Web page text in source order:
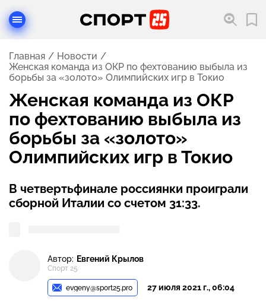
Главная
Новости
Женская команда из ОКР по фехтованию выбыла из
борьбы за «золото» Олимпийских игр в Токио
Женская команда из ОКР
по фехтованию выбыла из
борьбы за «золото»
Олимпийских игр в Токио
В четвертьфинале россиянки проиграли
сборной Италии со счетом 31:33.
Автор: Евгений Крылов
Спорт 25
evgeny@sport25.pro 27 июля 2021 г., 06:04